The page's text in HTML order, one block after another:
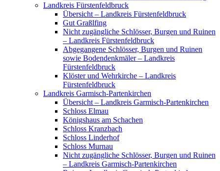
Landkreis Fürstenfeldbruck
Übersicht – Landkreis Fürstenfeldbruck
Gut Graßlfing
Nicht zugängliche Schlösser, Burgen und Ruinen
– Landkreis Fürstenfeldbruck
Abgegangene Schlösser, Burgen und Ruinen
sowie Bodendenkmäler – Landkreis
Fürstenfeldbruck
Klöster und Wehrkirche – Landkreis
Fürstenfeldbruck
Landkreis Garmisch-Partenkirchen
Übersicht – Landkreis Garmisch-Partenkirchen
Schloss Elmau
Königshaus am Schachen
Schloss Kranzbach
Schloss Linderhof
Schloss Murnau
Nicht zugängliche Schlösser, Burgen und Ruinen
– Landkreis Garmisch-Partenkirchen